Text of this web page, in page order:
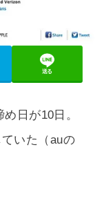
送る
日が10日。
いた（auの